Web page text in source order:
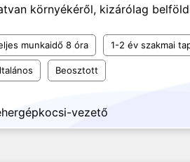
környékéről, kizárólag
munkaidő 8 óra 1-2 év szakmai
Beosztott
vezető